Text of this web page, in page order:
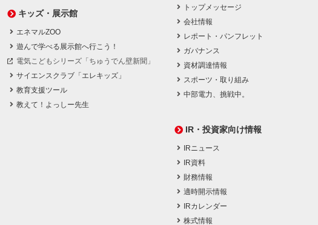
キッズ・展示館
エネマルZOO
遊んで学べる展示館へ行こう！
電気こどもシリーズ「ちゅうでん壁新聞」
サイエンスクラブ「エレキッズ」
教育支援ツール
教えて！よっしー先生
トップメッセージ
会社情報
レポート・パンフレット
ガバナンス
資材調達情報
スポーツ・取り組み
中部電力、挑戦中。
IR・投資家向け情報
IRニュース
IR資料
財務情報
適時開示情報
IRカレンダー
株式情報